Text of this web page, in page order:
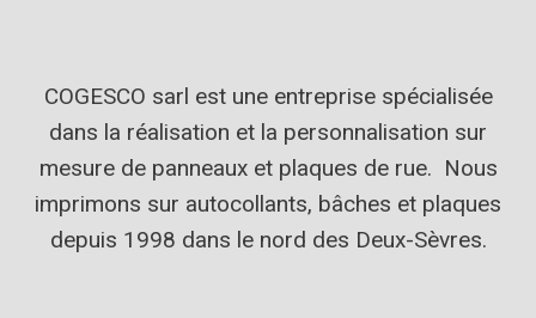
COGESCO sarl est une entreprise spécialisée
dans la réalisation et la personnalisation sur
mesure de panneaux et plaques de rue. Nous
imprimons sur autocollants, bâches et plaques
depuis 1998 dans le nord des Deux-Sèvres.